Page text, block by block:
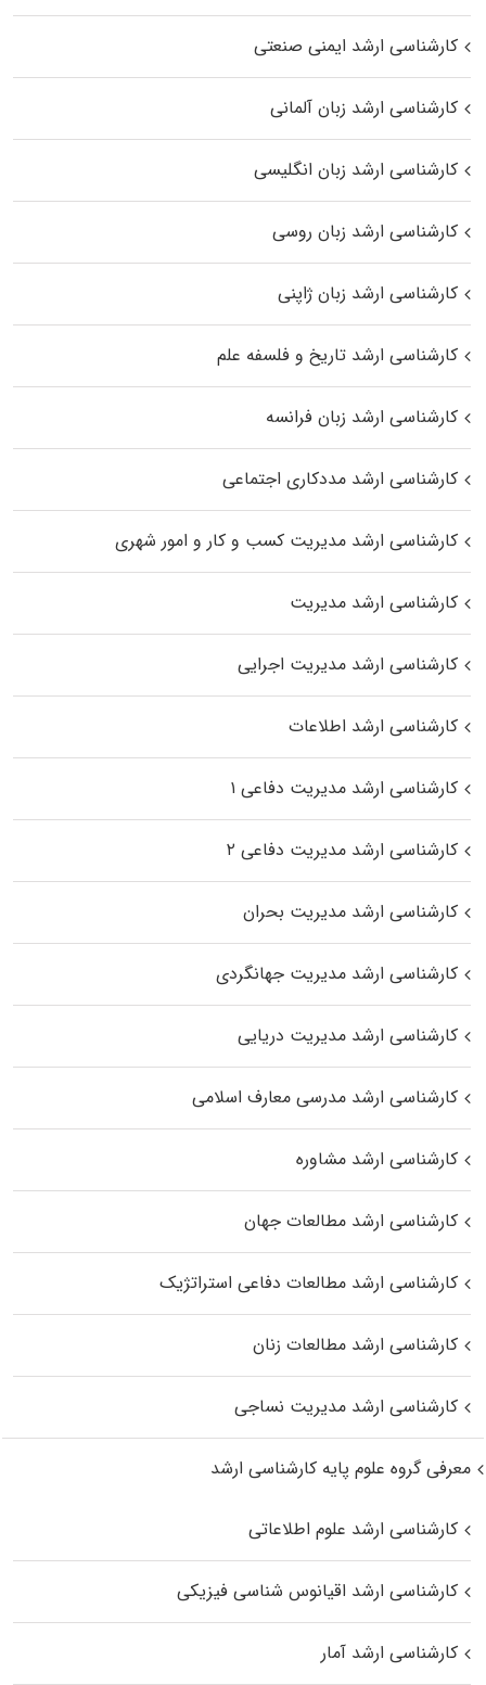
کارشناسی ارشد ایمنی صنعتی
کارشناسی ارشد زبان آلمانی
کارشناسی ارشد زبان انگلیسی
کارشناسی ارشد زبان روسی
کارشناسی ارشد زبان ژاپنی
کارشناسی ارشد تاریخ و فلسفه علم
کارشناسی ارشد زبان فرانسه
کارشناسی ارشد مددکاری اجتماعی
کارشناسی ارشد مدیریت کسب و کار و امور شهری
کارشناسی ارشد مدیریت
کارشناسی ارشد مدیریت اجرایی
کارشناسی ارشد اطلاعات
کارشناسی ارشد مدیریت دفاعی ۱
کارشناسی ارشد مدیریت دفاعی ۲
کارشناسی ارشد مدیریت بحران
کارشناسی ارشد مدیریت جهانگردی
کارشناسی ارشد مدیریت دریایی
کارشناسی ارشد مدرسی معارف اسلامی
کارشناسی ارشد مشاوره
کارشناسی ارشد مطالعات جهان
کارشناسی ارشد مطالعات دفاعی استراتژیک
کارشناسی ارشد مطالعات زنان
کارشناسی ارشد مدیریت نساجی
معرفی گروه علوم پایه کارشناسی ارشد
کارشناسی ارشد علوم اطلاعاتی
کارشناسی ارشد اقیانوس‌ شناسی فیزیکی
کارشناسی ارشد آمار